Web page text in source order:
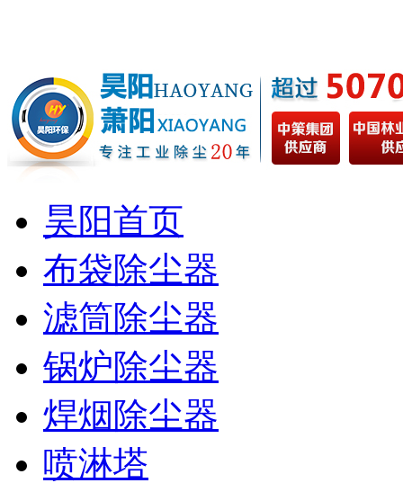
昊阳首页
布袋除尘器
滤筒除尘器
锅炉除尘器
焊烟除尘器
喷淋塔